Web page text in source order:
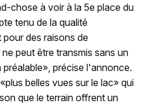
chose à voir à la 5e place du
tenu de la qualité
des raisons de
peut être transmis sans un
précise l'annonce.
belles vues sur le lac» qui
que le terrain offrent un